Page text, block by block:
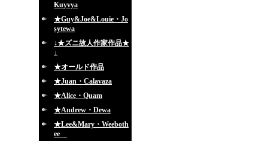
Kuyvya
★Guy&Joe&Louie・Jo
sytewa
↓★ズニ故人作家作品★
↓
★オールド作品
★Juan・Calavaza
★Alice・Quam
★Andrew・Dewa
★Lee&Mary・Weeboth
ee